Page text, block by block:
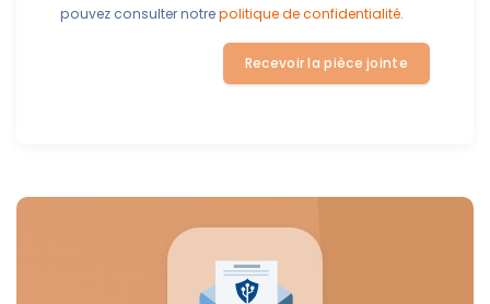
pouvez consulter notrepolitique de confidentialité.
Recevoir la pièce jointe